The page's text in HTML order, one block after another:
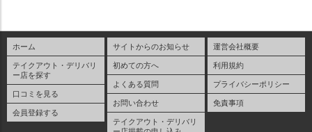
ホーム
テイクアウト・デリバリ
ー店を探す
口コミを見る
会員登録する
サイトからのお知らせ
初めての方へ
よくある質問
お問い合わせ
テイクアウト・デリバリ
運営会社概要
利用規約
プライバシーポリシー
免責事項